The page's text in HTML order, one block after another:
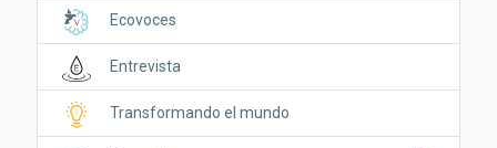
Ecovoces
Entrevista
Transformando el mundo